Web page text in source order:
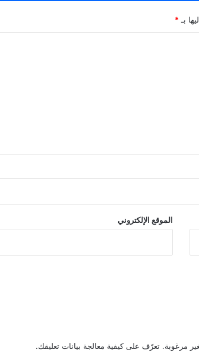
بـ *
الموقع الإلكتروني
تعرّف على كيفية معالجة بيانات تعليقك.